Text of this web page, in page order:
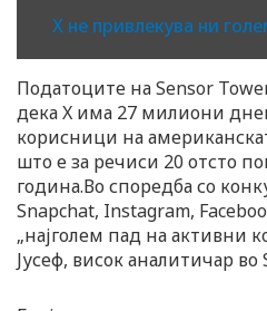
X не привлекува ни
Податоците на Sensor
дека X има 27 милиони
корисници на
што е за речиси 20 отсто
година.Во споредба со
Snapchat, Instagram,
„најголем пад на активни
Јусеф, висок аналитичар во